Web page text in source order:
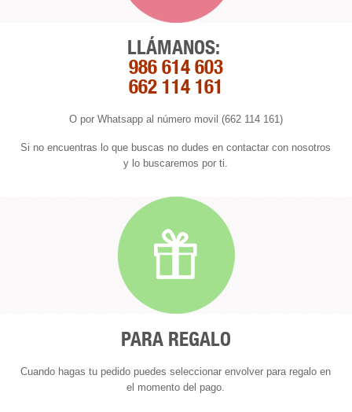
LLÁMANOS:
986 614 603
662 114 161
O por Whatsapp al número movil (662 114 161)
Si no encuentras lo que buscas no dudes en contactar con nosotros
y lo buscaremos por ti.
PARA REGALO
Cuando hagas tu pedido puedes seleccionar envolver para regalo en
el momento del pago.